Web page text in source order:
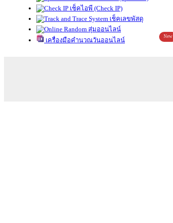
เช็คไอพี (Check IP)
เช็คเลขพัสดุ
สุ่มออนไลน์
เครื่องมือคำนวณวันออนไลน์
New